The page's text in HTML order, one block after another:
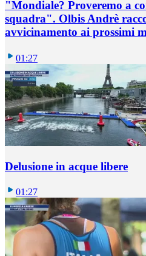
"Mondiale? Proveremo a
squadra". Olbis Andrè
avvicinamento ai prossimi
01:27
Delusione in acque libere
01:27